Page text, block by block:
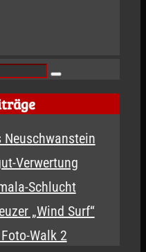
Suchen
Neuschwanstein
Verwertung
Schlucht
„Wind Surf“
Walk 2